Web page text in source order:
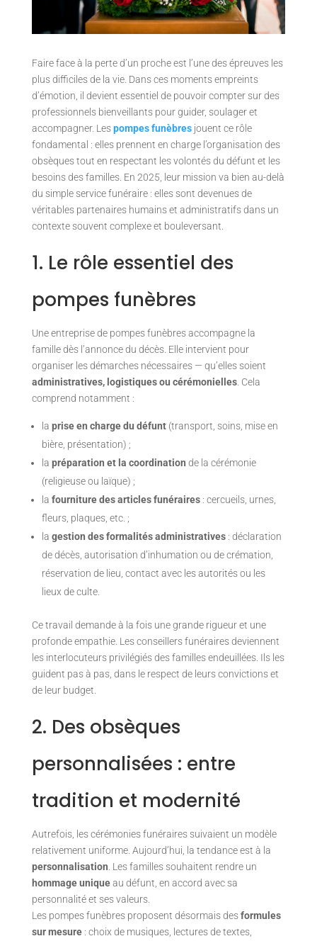
Faire face à la perte d’un proche est l’une des épreuves les
plus difficiles de la vie. Dans ces moments empreints
d’émotion, il devient essentiel de pouvoir compter sur des
professionnels bienveillants pour guider, soulager et
accompagner. Lespompes funèbresjouent ce rôle
fondamental : elles prennent en charge l’organisation des
obsèques tout en respectant les volontés du défunt et les
besoins des familles. En 2025, leur mission va bien au-delà
du simple service funéraire : elles sont devenues de
véritables partenaires humains et administratifs dans un
contexte souvent complexe et bouleversant.
1. Le rôle essentiel des
pompes funèbres
Une entreprise de pompes funèbres accompagne la
famille dès l’annonce du décès. Elle intervient pour
organiser les démarches nécessaires — qu’elles soient
administratives, logistiques ou cérémonielles. Cela
comprend notamment :
la prise en charge du défunt(transport, soins, mise en
bière, présentation) ;
la préparation et la coordination de la cérémonie
(religieuse ou laïque) ;
la fourniture des articles funéraires: cercueils, urnes,
fleurs, plaques, etc. ;
la gestion des formalités administratives: déclaration
de décès, autorisation d’inhumation ou de crémation,
réservation de lieu, contact avec les autorités ou les
lieux de culte.
Ce travail demande à la fois une grande rigueur et une
profonde empathie. Les conseillers funéraires deviennent
les interlocuteurs privilégiés des familles endeuillées. Ils les
guident pas à pas, dans le respect de leurs convictions et
de leur budget.
2. Des obsèques
personnalisées : entre
tradition et modernité
Autrefois, les cérémonies funéraires suivaient un modèle
relativement uniforme. Aujourd’hui, la tendance est à la
personnalisation . Les familles souhaitent rendre un
hommage uniqueau défunt, en accord avec sa
personnalité et ses valeurs.
Les pompes funèbres proposent désormais desformules
sur mesure: choix de musiques, lectures de textes,